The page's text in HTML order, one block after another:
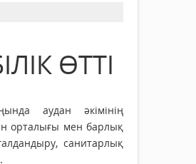
ӨТТІ
аудан әкімінің
орталығы мен барлық
санитарлық